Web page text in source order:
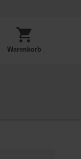
Warenkorb